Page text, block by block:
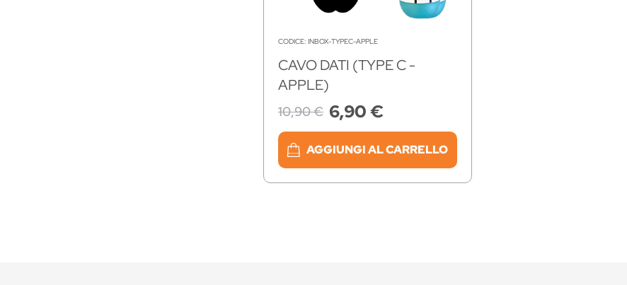
CODICE: INBOX-TYPEC-APPLE
CAVO DATI (TYPE C -
APPLE)
6,90 €
10,90 €
AGGIUNGI AL CARRELLO